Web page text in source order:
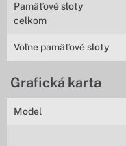
Pamäťové sloty
celkom
Voľne pamäťové sloty
Grafická karta
Model